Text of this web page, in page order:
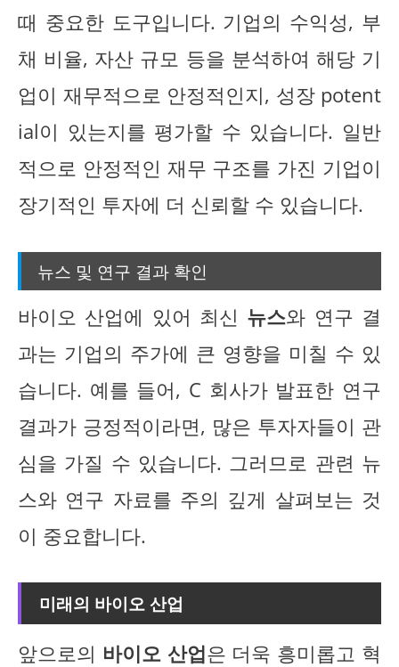
때 중요한 도구입니다. 기업의 수익성, 부
채 비율, 자산 규모 등을 분석하여 해당 기
업이 재무적으로 안정적인지, 성장 potent
ial이 있는지를 평가할 수 있습니다. 일반
적으로 안정적인 재무 구조를 가진 기업이
장기적인 투자에 더 신뢰할 수 있습니다.
뉴스 및 연구 결과 확인
바이오 산업에 있어 최신 뉴스와 연구 결
과는 기업의 주가에 큰 영향을 미칠 수 있
습니다. 예를 들어, C 회사가 발표한 연구
결과가 긍정적이라면, 많은 투자자들이 관
심을 가질 수 있습니다. 그러므로 관련 뉴
스와 연구 자료를 주의 깊게 살펴보는 것
이 중요합니다.
미래의 바이오 산업
앞으로의 바이오 산업은 더욱 흥미롭고 혁